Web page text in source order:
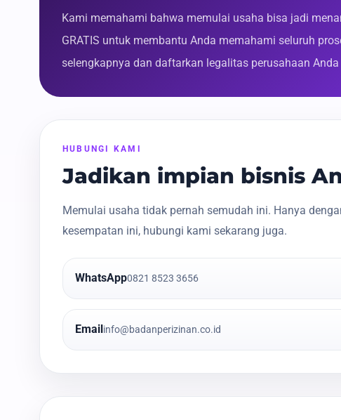
Kami memahami bahwa memulai usaha bisa jadi
GRATIS untuk membantu Anda memahami seluruh
selengkapnya dan daftarkan legalitas perusahaan
HUBUNGI KAMI
Jadikan impian bisnis
Memulai usaha tidak pernah semudah ini. Hanya
kesempatan ini, hubungi kami sekarang juga.
WhatsApp0821 8523 3656
Emailinfo@badanperizinan.co.id